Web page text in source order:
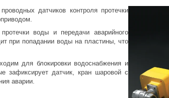
датчиков контроля протечки
воды и передачи аварийного
при попадании воды на пластины, что
для блокировки водоснабжения и
зафиксирует датчик, кран шаровой с
аварии.